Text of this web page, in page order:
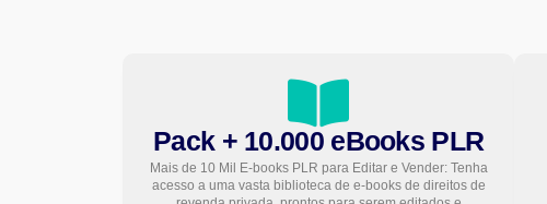
Pack + 10.000 eBooks PLR
Mais de 10 Mil E-books PLR para Editar e Vender: Tenha
acesso a uma vasta biblioteca de e-books de direitos de